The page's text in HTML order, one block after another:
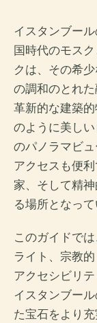
イスタンブー
国時代のモス
クは、その希
の調和のとれ
革新的な建築
のように美し
のパノラマビ
アクセスも便
家、そして精
る場所となっ
このガイドで
ライト、宗教
アクセシビリ
イスタンブー
た宝石をより